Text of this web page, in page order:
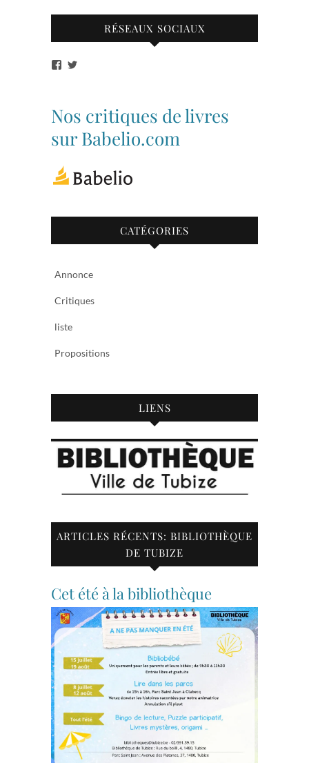
RÉSEAUX SOCIAUX
Voir
bibliothequetubize
sur
Facebook
Tuclasakoi
sur
Twitter
Nos critiques de livres
sur Babelio.com
CATÉGORIES
Annonce
Critiques
liste
Propositions
LIENS
ARTICLES RÉCENTS: BIBLIOTHÈQUE
DE TUBIZE
Cet été à la bibliothèque